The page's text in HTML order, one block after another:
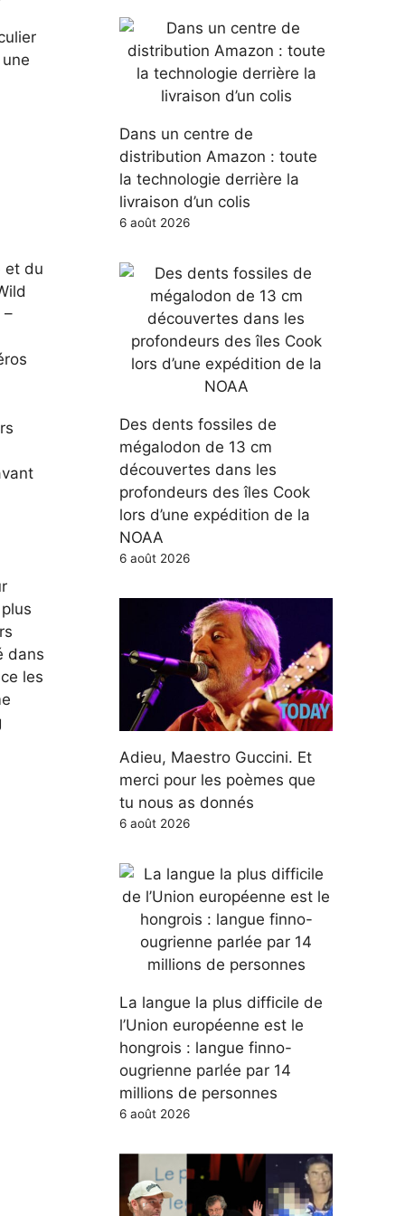
et du
–
dans
les
Dans un centre de
distribution Amazon : toute
la technologie derrière la
livraison d’un colis
6 août 2026
Des dents fossiles de
mégalodon de 13 cm
découvertes dans les
profondeurs des îles Cook
lors d’une expédition de la
NOAA
6 août 2026
Adieu, Maestro Guccini. Et
merci pour les poèmes que
tu nous as donnés
6 août 2026
La langue la plus difficile de
l’Union européenne est le
hongrois : langue finno-
ougrienne parlée par 14
millions de personnes
6 août 2026